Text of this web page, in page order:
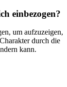
einbezogen?
um aufzuzeigen,
durch die
kann.